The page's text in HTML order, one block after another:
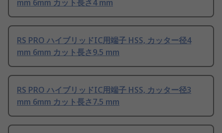
mm 6mm カット長さ4 mm
RS PRO ハイブリッドIC用端子 HSS, カッター径4
mm 6mm カット長さ9.5 mm
RS PRO ハイブリッドIC用端子 HSS, カッター径3
mm 6mm カット長さ7.5 mm